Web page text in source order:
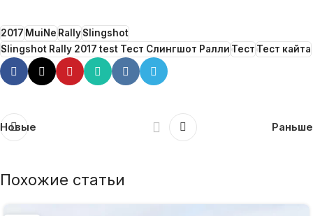
2017MuiNeRallySlingshot
Slingshot Rally 2017 test Тест Слингшот РаллиТестТест кайта
Новые Раньше
Похожие статьи